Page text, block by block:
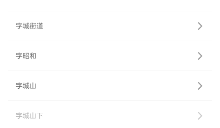
字城街道
字昭和
字城山
字城山下